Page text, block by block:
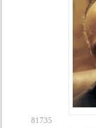
81735